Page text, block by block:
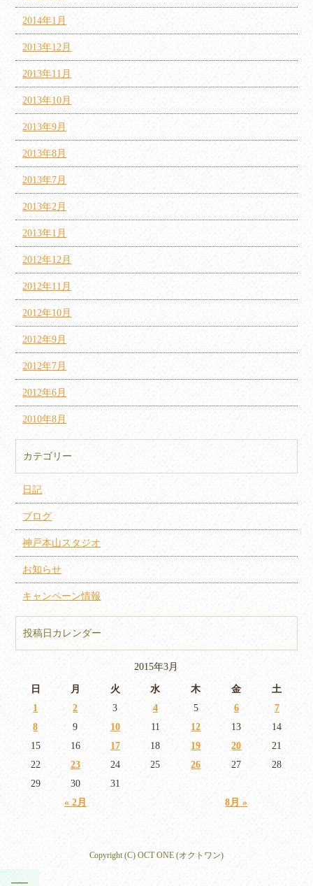
2014年1月
2013年12月
2013年11月
2013年10月
2013年9月
2013年8月
2013年7月
2013年2月
2013年1月
2012年12月
2012年11月
2012年10月
2012年9月
2012年7月
2012年6月
2010年8月
カテゴリー
日記
ブログ
神戸本山スタジオ
お知らせ
キャンペーン情報
投稿日カレンダー
2015年3月
日 月 火 水 木 金 土
« 2月 8月 »
1 2 3 4 5 6
7
8
9 10 11 12 13
14
15
16 17 18 19 20
21
22
23 24 25 26 27
28
29
30 31
Copyright (C) OCT ONE (オクトワン)